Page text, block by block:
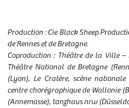
Production : Cie Black Sheep
de Rennes et de Bretagne.
Coproduction : Théâtre de la Ville
Théâtre National de Bretagne
(Lyon), Le Cratère, scène nationale
centre chorégraphique de Wallonie
(Annemasse), tanzhaus nrw